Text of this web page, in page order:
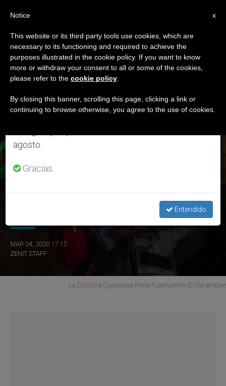
ETIQUETA
Posts Tagged ‘Child
Health Project’
ÚLTIMAS NOTICIAS
MAR 04, 2020 17:17
ZENIT STAFF
La Doctora Ugandesa Irene Kyamummi © Harambee
×
Aviso importante
Del 27 de julio al 7 de agosto haremos la pausa
anual, aprovechando que en el periodo de verano
se generan menos informaciones y también el
agosto.
Gracias.
Entendido
x
Notice
This website or its third party tools use cookies, which are
necessary to its functioning and required to achieve the
purposes illustrated in the cookie policy. If you want to know
more or withdraw your consent to all or some of the cookies,
please refer to the cookie policy
By closing this banner, scrolling this page, clicking a link or
continuing to browse otherwise, you agree to the use of cookies.